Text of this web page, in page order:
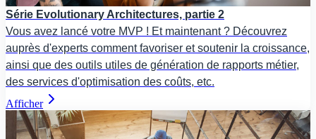
Série Evolutionary Architectures, partie 2
Vous avez lancé votre MVP ! Et maintenant ? Découvrez
auprès d'experts comment favoriser et soutenir la croissance,
ainsi que des outils utiles de génération de rapports métier,
des services d'optimisation des coûts, etc.
Afficher